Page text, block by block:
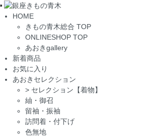
Toggle
navigation
HOME
きもの青木総合 TOP
ONLINESHOP TOP
あおきgallery
新着商品
お気に入り
あおきセレクション
> セレクション【着物】
紬・御召
留袖・振袖
訪問着・付下げ
色無地